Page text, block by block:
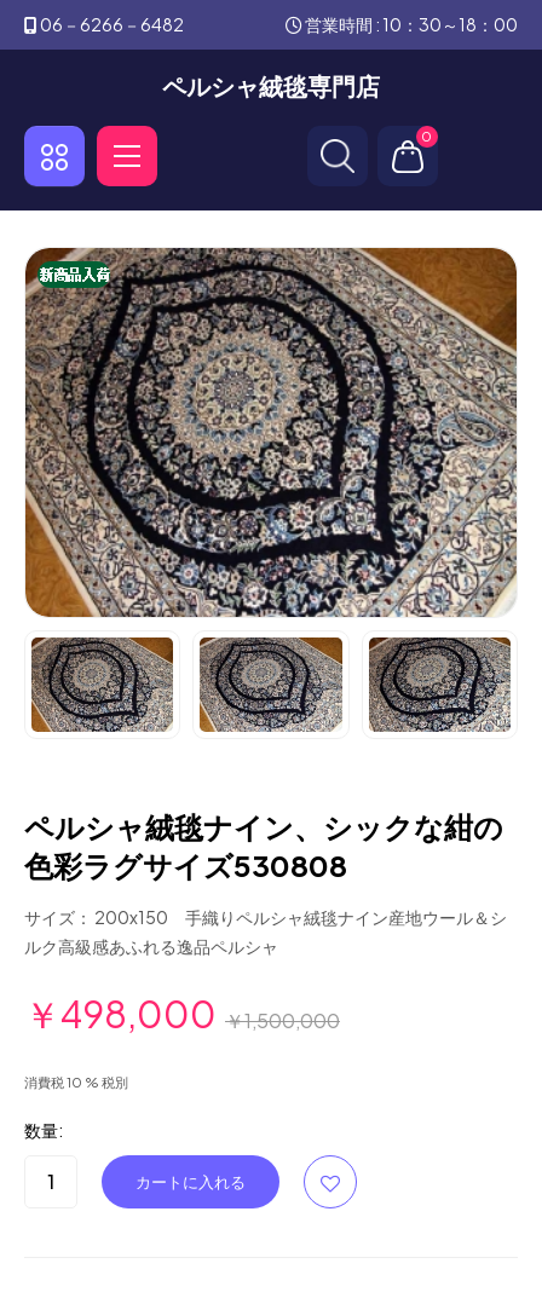
06－6266－6482 営業時間 : 10：30～18：00
ペルシャ絨毯専門店
0
ペルシャ絨毯ナイン、シックな紺の
色彩ラグサイズ530808
サイズ： 200x150 手織りペルシャ絨毯ナイン産地ウール＆シ
ルク高級感あふれる逸品ペルシャ
￥498,000 ￥1,500,000
消費税 10 % 税別
数量: